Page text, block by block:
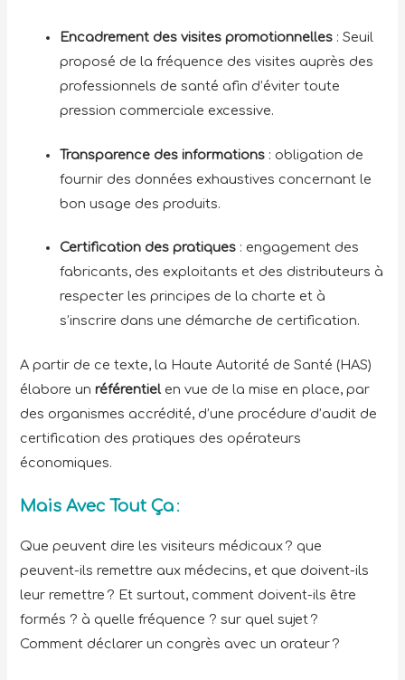
Encadrement des visites promotionnelles : Seuil
proposé de la fréquence des visites auprès des
professionnels de santé afin d’éviter toute
pression commerciale excessive.
Transparence des informations : obligation de
fournir des données exhaustives concernant le
bon usage des produits.
Certification des pratiques : engagement des
fabricants, des exploitants et des distributeurs à
respecter les principes de la charte et à
s’inscrire dans une démarche de certification.
A partir de ce texte, la Haute Autorité de Santé (HAS)
élabore unréférentiel en vue de la mise en place, par
des organismes accrédité, d’une procédure d’audit de
certification des pratiques des opérateurs
économiques.
Mais Avec Tout Ça :
Que peuvent dire les visiteurs médicaux ? que
peuvent-ils remettre aux médecins, et que doivent-ils
leur remettre ? Et surtout, comment doivent-ils être
formés ? à quelle fréquence ? sur quel sujet ?
Comment déclarer un congrès avec un orateur ?